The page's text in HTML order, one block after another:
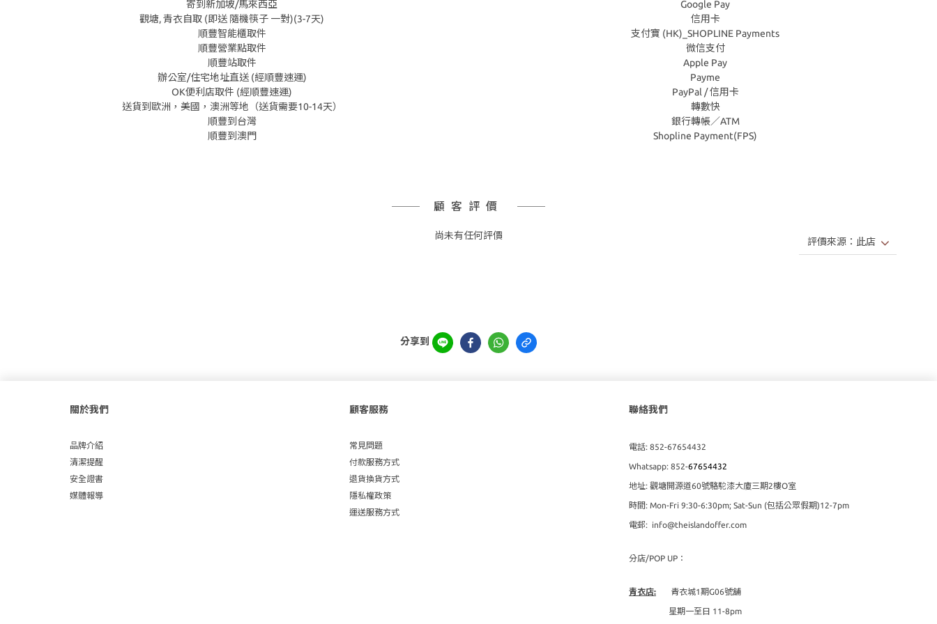
寄到新加坡/馬來西亞
觀塘, 青衣自取 (即送 隨機筷子 一對)(3-7天)
順豐智能櫃取件
順豐營業點取件
順豐站取件
辦公室/住宅地址直送 (經順豐速運)
OK便利店取件 (經順豐速運)
送貨到歐洲，美國，澳洲等地（送貨需要10-14天）
順豐到台灣
順豐到澳門
Google Pay
信用卡
支付寶 (HK)_SHOPLINE Payments
微信支付
Apple Pay
Payme
PayPal / 信用卡
轉數快
銀行轉帳／ATM
Shopline Payment(FPS)
顧客評價
尚未有任何評價
分享到
關於我們
品牌介紹
清潔提醒
安全證書
媒體報導
顧客服務
常見問題
付款服務方式
退貨換貨方式
隱私權政策
運送服務方式
聯絡我們
電話: 852-67654432
Whatsapp: 852-67654432
地址: 觀塘開源道60號駱駝漆大廈三期2樓O室
時間: Mon-Fri 9:30-6:30pm; Sat-Sun (包括公眾假期)12-7pm
電郵: info@theislandoffer.com
分店/POP UP：
青衣店: 青衣城1期G06號舖
星期一至日 11-8pm